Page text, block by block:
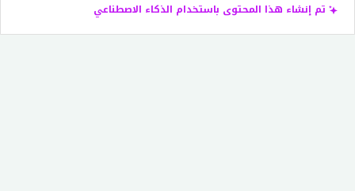
تم إنشاء هذا المحتوى باستخدام الذكاء الاصطناعي